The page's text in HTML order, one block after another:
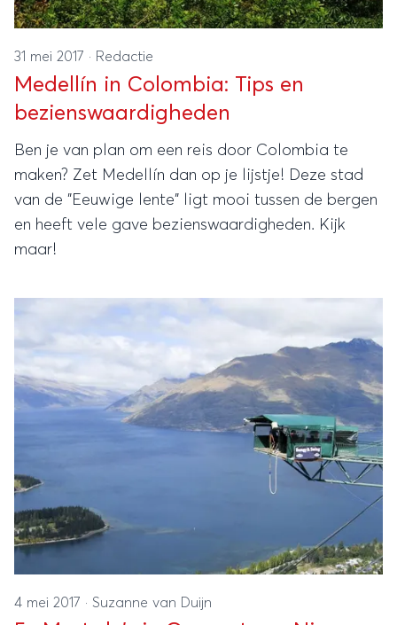
31 mei 2017 · Redactie
Medellín in Colombia: Tips en
bezienswaardigheden
Ben je van plan om een reis door Colombia te
maken? Zet Medellín dan op je lijstje! Deze stad
van de "Eeuwige lente" ligt mooi tussen de bergen
en heeft vele gave bezienswaardigheden. Kijk
maar!
4 mei 2017 · Suzanne van Duijn